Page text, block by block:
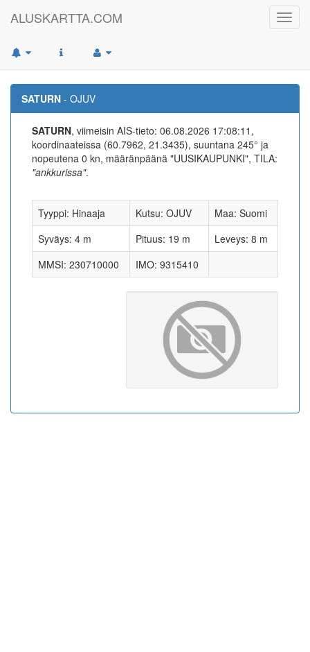
ALUSKARTTA.COM
SATURN - OJUV
SATURN, viimeisin AIS-tieto: 06.08.2026 17:08:11,
koordinaateissa (60.7962, 21.3435), suuntana 245° ja
nopeutena 0 kn, määränpäänä "UUSIKAUPUNKI", TILA:
"ankkurissa".
Tyyppi: Hinaaja Kutsu: OJUV
Maa: Suomi
Syväys: 4 m
Pituus: 19 m
Leveys: 8 m
MMSI: 230710000
IMO: 9315410